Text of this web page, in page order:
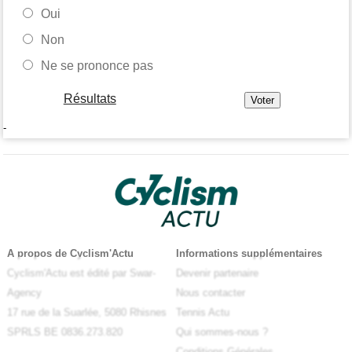
Oui
Non
Ne se prononce pas
Résultats
-
A propos de Cyclism'Actu
Cyclism'Actu est édité par Swar-
Agency
17 rue de la Suarlée, 5080 Rhisnes
SPRLS BE 0836.273.820
Informations supplémentaires
Devenir partenaire
Nous contacter
Tennis Actu
Qui sommes-nous ?